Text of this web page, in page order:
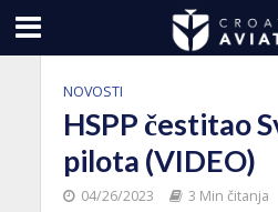
NOVOSTI
HSPP čestitao
pilota (VIDEO)
04/26/2023 3 Min čitanja